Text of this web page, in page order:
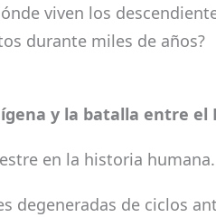
viven los
durante miles de años?
y la batalla entre el
en la historia humana.
degeneradas de ciclos